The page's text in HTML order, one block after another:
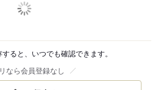
ると、いつでも確認できます。
なら会員登録なし